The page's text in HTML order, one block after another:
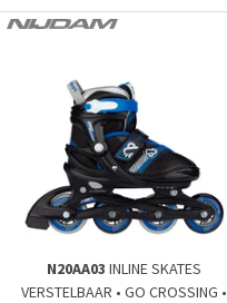
N20AA03 INLINE SKATES
VERSTELBAAR • GO CROSSING •